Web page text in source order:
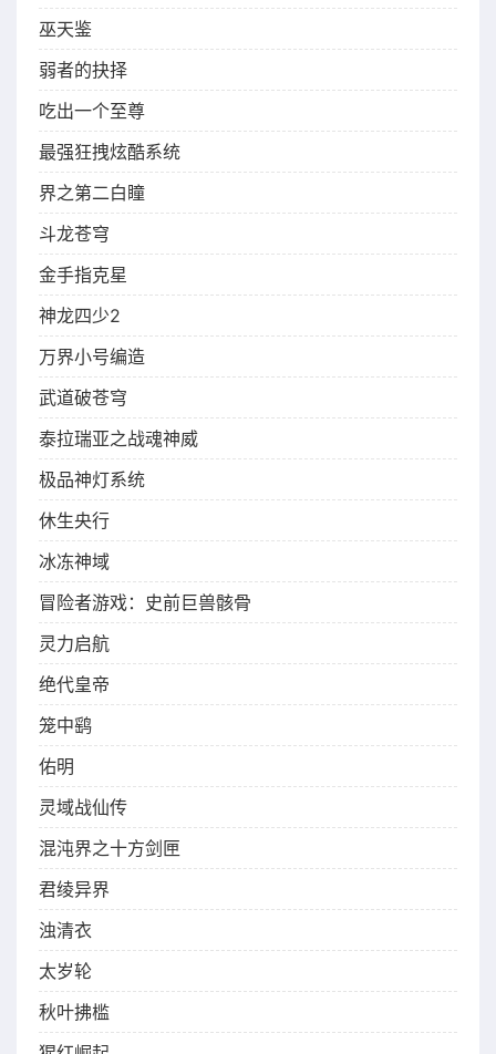
巫天鉴
弱者的抉择
吃出一个至尊
最强狂拽炫酷系统
界之第二白瞳
斗龙苍穹
金手指克星
神龙四少2
万界小号编造
武道破苍穹
泰拉瑞亚之战魂神威
极品神灯系统
休生央行
冰冻神域
冒险者游戏：史前巨兽骸骨
灵力启航
绝代皇帝
笼中鹞
佑明
灵域战仙传
混沌界之十方剑匣
君绫异界
浊清衣
太岁轮
秋叶拂槛